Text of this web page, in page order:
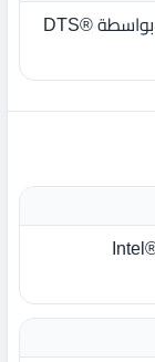
مكبرات صوت استريو مدمجة ، تم تحسينها بواسطة DTS®